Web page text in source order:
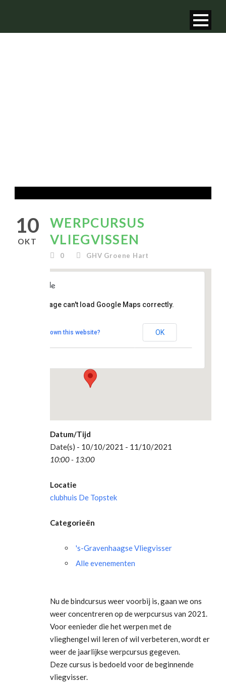
10
OKT
WERPCURSUS
VLIEGVISSEN
0 GHV Groene Hart
De
Madesteinweg 34
This page can't load Google Maps correctly.
Do you own this website? OK
Datum/Tijd
Date(s) - 10/10/2021 - 11/10/2021
10:00 - 13:00
Locatie
clubhuis De Topstek
Categorieën
's-Gravenhaagse Vliegvisser
Alle evenementen
Nu de bindcursus weer voorbij is, gaan we ons
weer concentreren op de werpcursus van 2021.
Voor eenieder die het werpen met de
vlieghengel wil leren of wil verbeteren, wordt er
weer de jaarlijkse werpcursus gegeven.
Deze cursus is bedoeld voor de beginnende
vliegvisser.